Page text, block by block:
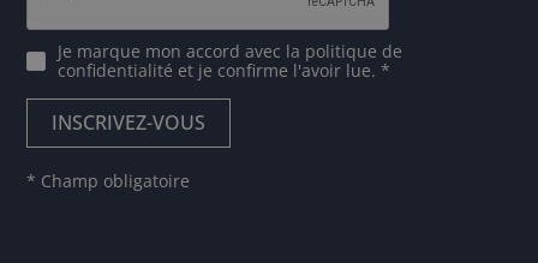
Je marque mon accord avec la politique de
confidentialité et je confirme l'avoir lue. *
* Champ obligatoire